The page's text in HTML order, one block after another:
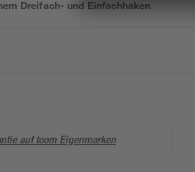
Dreifach- und Einfachhaken
auf toom Eigenmarken